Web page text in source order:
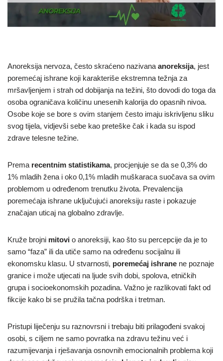
Anoreksija nervoza, često skraćeno nazivana anoreksija, jest
poremećaj ishrane koji karakteriše ekstremna težnja za
mršavljenjem i strah od dobijanja na težini, što dovodi do toga da
osoba ograničava količinu unesenih kalorija do opasnih nivoa.
Osobe koje se bore s ovim stanjem često imaju iskrivljenu sliku
svog tijela, vidjevši sebe kao preteške čak i kada su ispod
zdrave telesne težine.
Prema recentnim statistikama, procjenjuje se da se 0,3% do
1% mladih žena i oko 0,1% mladih muškaraca suočava sa ovim
problemom u određenom trenutku života. Prevalencija
poremećaja ishrane uključujući anoreksiju raste i pokazuje
značajan uticaj na globalno zdravlje.
Kruže brojni mitovi o anoreksiji, kao što su percepcije da je to
samo “faza” ili da utiče samo na određenu socijalnu ili
ekonomsku klasu. U stvarnosti, poremećaj ishrane ne poznaje
granice i može utjecati na ljude svih dobi, spolova, etničkih
grupa i socioekonomskih pozadina. Važno je razlikovati fakt od
fikcije kako bi se pružila tačna podrška i tretman.
Pristupi liječenju su raznovrsni i trebaju biti prilagođeni svakoj
osobi, s ciljem ne samo povratka na zdravu težinu već i
razumijevanja i rješavanja osnovnih emocionalnih problema koji